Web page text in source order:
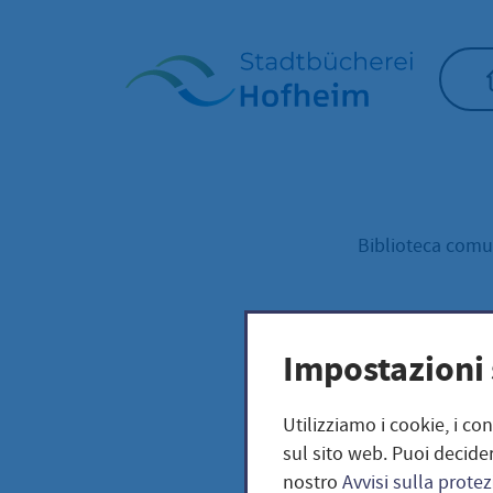
Biblioteca
Utilizziamo i cookie, i
sul sito web. Puoi
nostro Avvisi sulla